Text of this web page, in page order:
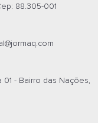
88.305-001
- Bairro das Nações,